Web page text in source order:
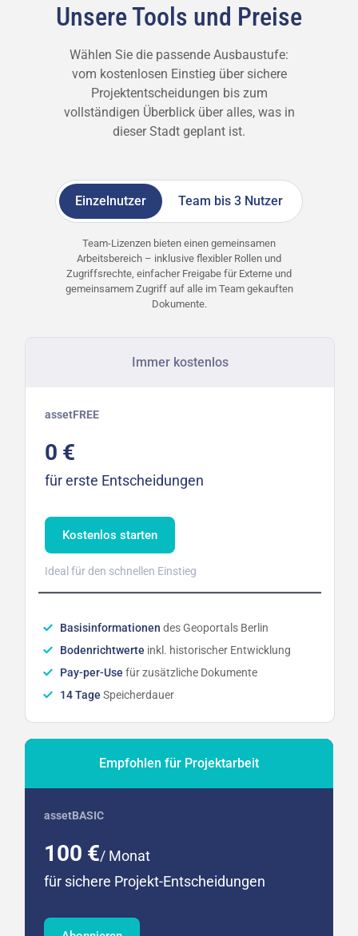
Unsere Tools und Preise
Wählen Sie die passende Ausbaustufe:
vom kostenlosen Einstieg über sichere
Projektentscheidungen bis zum
vollständigen Überblick über alles, was in
dieser Stadt geplant ist.
Einzelnutzer Team bis 3 Nutzer
Team-Lizenzen bieten einen gemeinsamen
Arbeitsbereich – inklusive flexibler Rollen und
Zugriffsrechte, einfacher Freigabe für Externe und
gemeinsamem Zugriff auf alle im Team gekauften
Dokumente.
Immer kostenlos
assetFREE
0 €
für erste Entscheidungen
Kostenlos starten
Ideal für den schnellen Einstieg
Basisinformationen des Geoportals Berlin
Bodenrichtwerte inkl. historischer Entwicklung
Pay-per-Use für zusätzliche Dokumente
14 Tage Speicherdauer
Empfohlen für Projektarbeit
assetBASIC
100 €/ Monat
für sichere Projekt-Entscheidungen